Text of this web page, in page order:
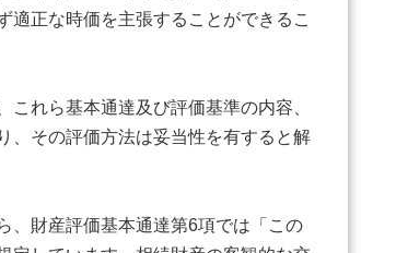
正な時価を主張することができるこ
れら基本通達及び評価基準の内容、
、その評価方法は妥当性を有すると解
、財産評価基本通達第6項では「この